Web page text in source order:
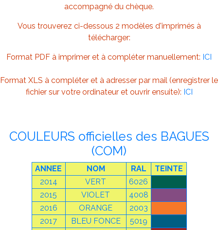
accompagné du chèque.
Vous trouverez ci-dessous 2 modèles d'imprimés à
télécharger:
Format PDF à imprimer et à compléter manuellement: ICI
Format XLS à compléter et à adresser par mail (enregistrer le
fichier sur votre ordinateur et ouvrir ensuite): ICI
COULEURS officielles des BAGUES
(COM)
ANNEE NOM RAL
TEINTE
2014
VERT
6026
2015
VIOLET
4008
2016
ORANGE
2003
2017
BLEU FONCE
5019